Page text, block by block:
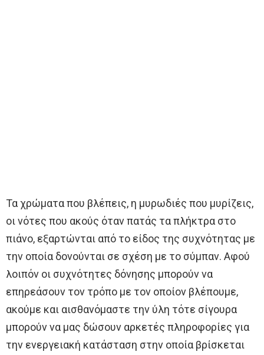
Τα χρώματα που βλέπεις, η μυρωδιές που μυρίζεις,
οι νότες που ακούς όταν πατάς τα πλήκτρα στο
πιάνο, εξαρτώνται από το είδος της συχνότητας με
την οποία δονούνται σε σχέση με το σύμπαν. Αφού
λοιπόν οι συχνότητες δόνησης μπορούν να
επηρεάσουν τον τρόπο με τον οποίον βλέπουμε,
ακούμε και αισθανόμαστε την ύλη τότε σίγουρα
μπορούν να μας δώσουν αρκετές πληροφορίες για
την ενεργειακή κατάσταση στην οποία βρίσκεται